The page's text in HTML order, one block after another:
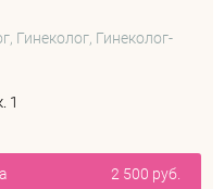
Гинеколог, Гинеколог-
1
2 500 руб.